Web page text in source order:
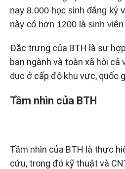
nay 8.000 học sinh đăng ký
này có hơn 1200 là sinh
Đặc trưng của BTH là sự
ban ngành và toàn xã hội cả
dục ở cấp độ khu vực, quốc
Tầm nhìn của BTH
Tầm nhìn của BTH là thực
cứu, trong đó kỹ thuật và